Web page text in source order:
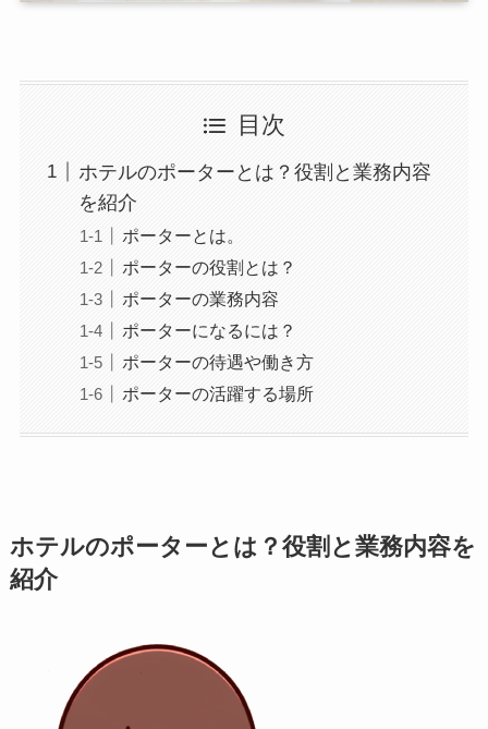
目次
ホテルのポーターとは？役割と業務内容
を紹介
ポーターとは。
ポーターの役割とは？
ポーターの業務内容
ポーターになるには？
ポーターの待遇や働き方
ポーターの活躍する場所
ホテルのポーターとは？役割と業務内容を
紹介